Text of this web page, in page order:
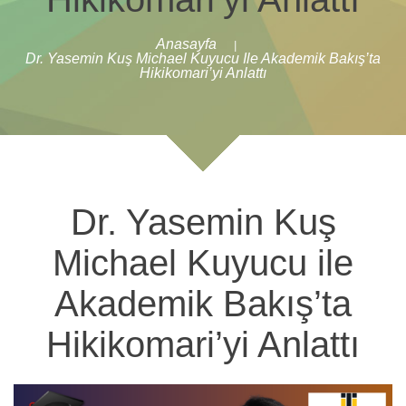
Anasayfa
Dr. Yasemin Kuş Michael Kuyucu Ile Akademik Bakış’ta
Hikikomari’yi Anlattı
Dr. Yasemin Kuş
Michael Kuyucu ile
Akademik Bakış’ta
Hikikomari’yi Anlattı